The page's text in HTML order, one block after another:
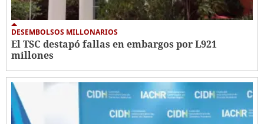
DESEMBOLSOS MILLONARIOS
El TSC destapó fallas en embargos por L921
millones